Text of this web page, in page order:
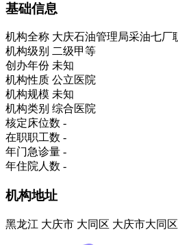
基础信息
机构全称 大庆石油管理局采油七厂
机构级别 二级甲等
创办年份 未知
机构性质 公立医院
机构规模 未知
机构类别 综合医院
核定床位数 -
在职职工数 -
年门急诊量 -
年住院人数 -
机构地址
黑龙江 大庆市 大同区 大庆市大同区